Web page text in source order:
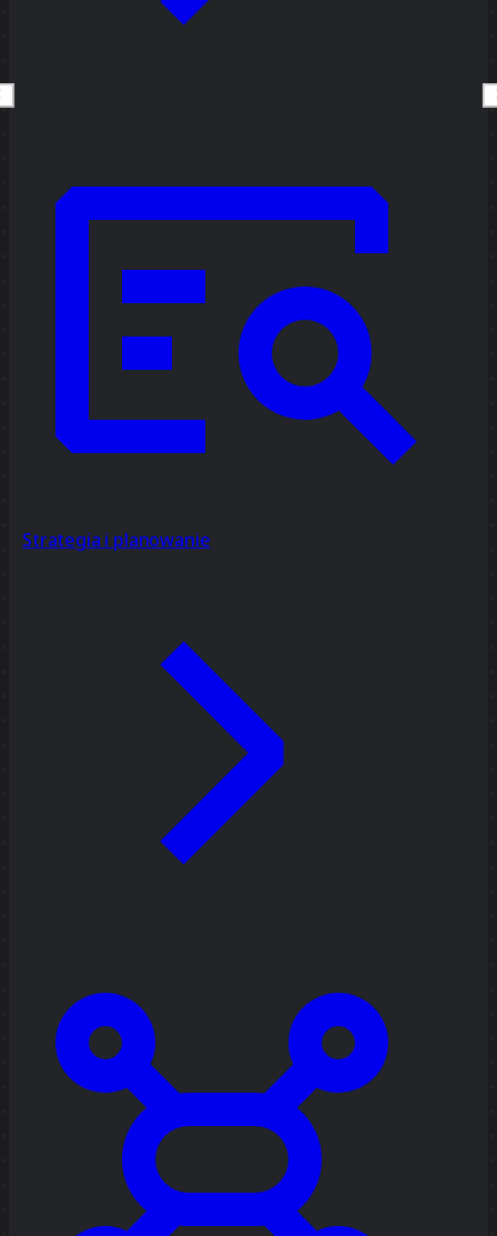
Strategia i planowanie